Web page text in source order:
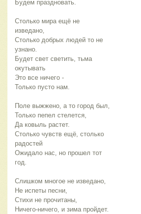
Будем праздновать.
Столько мира ещё не
изведано,
Столько добрых людей то не
узнано.
Будет свет светить, тьма
окутывать
Это все ничего -
Только пусто нам.
Поле выжжено, а то город был,
Только пепел стелется,
Да ковыль растет.
Столько чувств ещё, столько
радостей
Ожидало нас, но прошел тот
год.
Слишком многое не изведано,
Не испеты песни,
Стихи не прочитаны,
Ничего-ничего, и зима пройдет.